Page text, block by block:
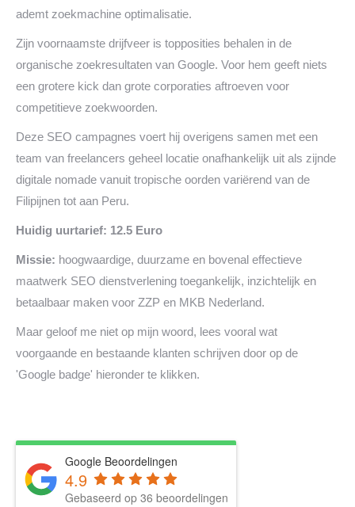
ademt zoekmachine optimalisatie.
Zijn voornaamste drijfveer is topposities behalen in de
organische zoekresultaten van Google. Voor hem geeft niets
een grotere kick dan grote corporaties aftroeven voor
competitieve zoekwoorden.
Deze SEO campagnes voert hij overigens samen met een
team van freelancers geheel locatie onafhankelijk uit als zijnde
digitale nomade vanuit tropische oorden variërend van de
Filipijnen tot aan Peru.
Huidig uurtarief: 12.5 Euro
Missie: hoogwaardige, duurzame en bovenal effectieve
maatwerk SEO dienstverlening toegankelijk, inzichtelijk en
betaalbaar maken voor ZZP en MKB Nederland.
Maar geloof me niet op mijn woord, lees vooral wat
voorgaande en bestaande klanten schrijven door op de
'Google badge' hieronder te klikken.
Google Beoordelingen
4.9
Gebaseerd op 36 beoordelingen